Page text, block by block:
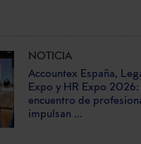
NOTICIA
Accountex España,
Expo y HR Expo 2026:
encuentro de
impulsan ...